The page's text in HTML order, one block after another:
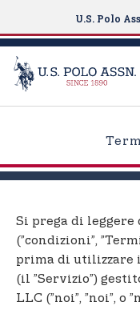
p
U.S. Polo
Si prega di
(”condizioni”,
prima di utilizzare
(il ”Servizio”)
LLC (”noi”, ”noi”, o